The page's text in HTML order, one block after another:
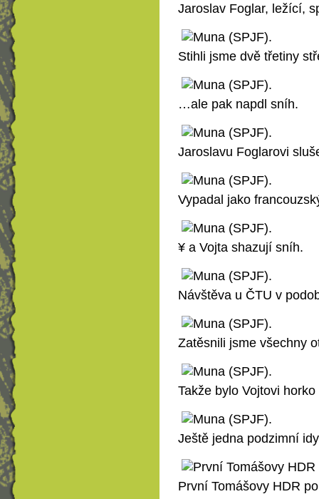
Jaroslav Foglar, ležící,
Stihli jsme dvě třetiny
…ale pak napdl sníh.
Jaroslavu Foglarovi
Vypadal jako
¥ a Vojta shazují sníh.
Návštěva u ČTU v
Zatěsnili jsme všechny
Takže bylo Vojtovi
Ještě jedna podzimní
První Tomášovy HDR